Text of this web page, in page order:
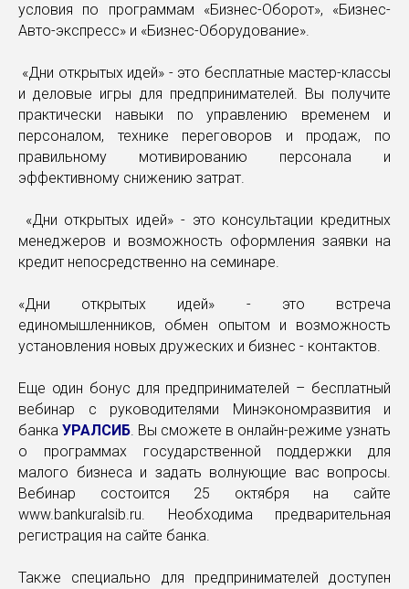
условия по программам «Бизнес-Оборот», «Бизнес-
Авто-экспресс» и «Бизнес-Оборудование».
«Дни открытых идей» - это бесплатные мастер-классы
и деловые игры для предпринимателей. Вы получите
практически навыки по управлению временем и
персоналом, технике переговоров и продаж, по
правильному мотивированию персонала и
эффективному снижению затрат.
«Дни открытых идей» - это консультации кредитных
менеджеров и возможность оформления заявки на
кредит непосредственно на семинаре.
«Дни открытых идей» - это встреча
единомышленников, обмен опытом и возможность
установления новых дружеских и бизнес - контактов.
Еще один бонус для предпринимателей – бесплатный
вебинар с руководителями Минэкономразвития и
банка УРАЛСИБ. Вы сможете в онлайн-режиме узнать
о программах государственной поддержки для
малого бизнеса и задать волнующие вас вопросы.
Вебинар состоится 25 октября на сайте
www.bankuralsib.ru. Необходима предварительная
регистрация на сайте банка.
Также специально для предпринимателей доступен